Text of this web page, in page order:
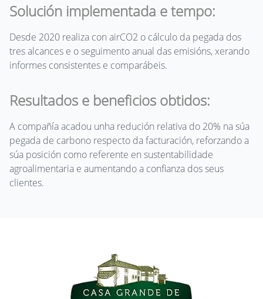
Solución implementada e tempo:
Desde 2020 realiza con airCO2 o cálculo da pegada dos
tres alcances e o seguimento anual das emisións, xerando
informes consistentes e comparábeis.
Resultados e beneficios obtidos:
A compañía acadou unha redución relativa do 20% na súa
pegada de carbono respecto da facturación, reforzando a
súa posición como referente en sustentabilidade
agroalimentaria e aumentando a confianza dos seus
clientes.